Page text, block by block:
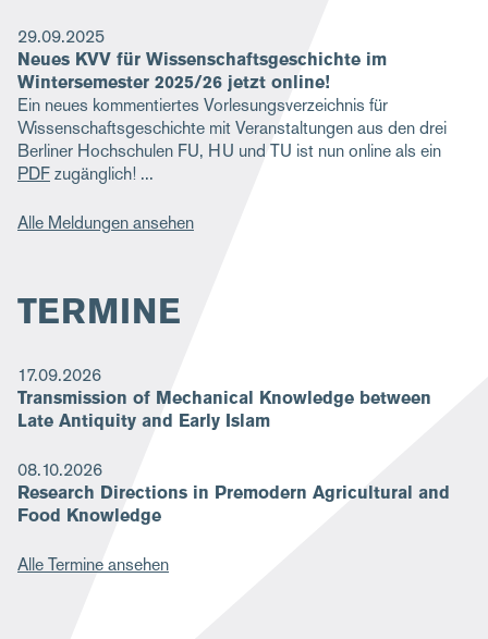
29.09.2025
Neues KVV für Wissenschaftsgeschichte im
Wintersemester 2025/26 jetzt online!
Ein neues kommentiertes Vorlesungsverzeichnis für
Wissenschaftsgeschichte mit Veranstaltungen aus den drei
Berliner Hochschulen FU, HU und TU ist nun online als ein
PDFzugänglich!
Alle Meldungen ansehen
TERMINE
17.09.2026
Transmission of Mechanical Knowledge between
Late Antiquity and Early Islam
08.10.2026
Research Directions in Premodern Agricultural and
Food Knowledge
Alle Termine ansehen